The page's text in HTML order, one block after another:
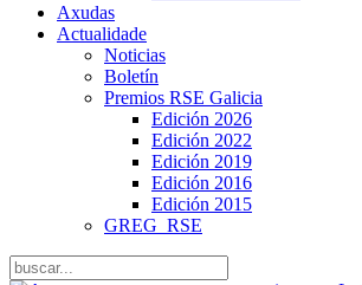
Axudas
Actualidade
Noticias
Boletín
Premios RSE Galicia
Edición 2026
Edición 2022
Edición 2019
Edición 2016
Edición 2015
GREG_RSE